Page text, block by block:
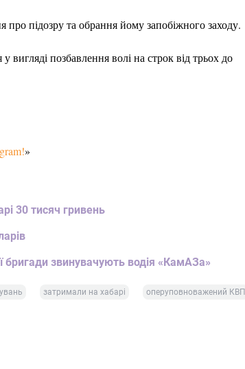
підозру та обрання йому запобіжного заходу.
позбавлення волі на строк від трьох до
»
30 тисяч гривень
бригади звинувачують водія «КамАЗа»
затримали на хабарі оперуповноважений КВП